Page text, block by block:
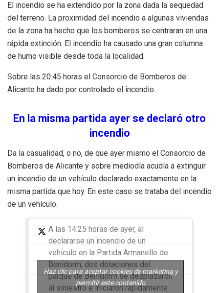
El incendio se ha extendido por la zona dada la sequedad
del terreno. La proximidad del incendio a algunas viviendas
de la zona ha hecho que los bomberos se centraran en una
rápida extinción. El incendio ha causado una gran columna
de humo visible desde toda la localidad.
Sobre las 20:45 horas el Consorcio de Bomberos de
Alicante ha dado por controlado el incendio.
En la misma partida ayer se declaró otro
incendio
Da la casualidad, o no, de que ayer mismo el Consorcio de
Bomberos de Alicante y sobre mediodía acudía a extinguir
un incendio de un vehículo declarado exactamente en la
misma partida que hoy. En este caso se trataba del incendio
de un vehículo.
A las 14:25 horas de ayer, al
declararse un incendio de un
vehículo en la Partida Armanello de
Benidorm, dos dotaciones del
parque de Benidorm se desplazaron
al siniestro e iniciaron rápidamente
Haz clic para aceptar cookies de marketing y
permitir este contenido